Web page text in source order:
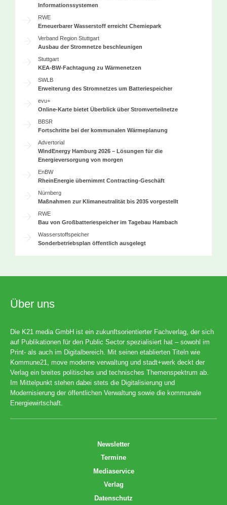
Informationssystemen
RWE
Erneuerbarer Wasserstoff erreicht Chemiepark
Verband Region Stuttgart
Ausbau der Stromnetze beschleunigen
Stuttgart
KEA-BW-Fachtagung zu Wärmenetzen
SWLB
Erweiterung des Stromnetzes um Batteriespeicher
evu+
Online-Karte bietet Überblick über Stromverteilnetze
BBSR
Fortschritte bei der kommunalen Wärmeplanung
Advertorial
WindEnergy Hamburg 2026 – Lösungen für die
Energieversorgung von morgen
EnBW
RheinEnergie übernimmt Contracting-Geschäft
Nürnberg
Maßnahmen zur Klimaneutralität bis 2035 vorgestellt
RWE
Bau von Großbatteriespeicher im Tagebau Hambach
Wasserstoffspeicher
Sonderbetriebsplan öffentlich ausgelegt
Über uns
Die K21 media GmbH ist ein zukunftsorientierter Fachverlag, der sich
auf Publikationen für den Public Sector spezialisiert hat – sowohl im
Print- als auch im Digitalbereich. Mit seinen etablierten Titeln wie
Kommune21, move moderne verwaltung und stadt+werk deckt der
Verlag ein breites politisches und technisches Themenspektrum ab.
Im Mittelpunkt stehen dabei stets die Digitalisierung und
Modernisierung der öffentlichen Verwaltung sowie die kommunale
Energiewirtschaft.
Newsletter
Termine
Mediaservice
Verlag
Datenschutz